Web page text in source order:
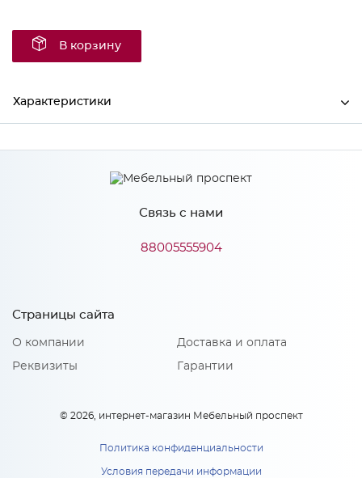
В корзину
Характеристики
Ширина 3000
600
3
ЛакКом
Особенности
Толщина - 3 мм.
Связь с нами
88005555904
Страницы сайта
О компании
Реквизиты
Доставка и оплата
Гарантии
© 2026, интернет-магазин Мебельный проспект
Политика конфиденциальности
Условия передачи информации